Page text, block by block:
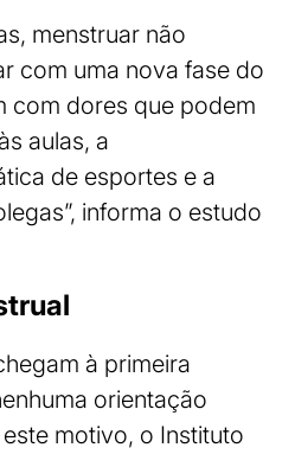
menstruar não
com uma nova fase do
com dores que podem
aulas, a
de esportes e a
informa o estudo
à primeira
orientação
motivo, o Instituto